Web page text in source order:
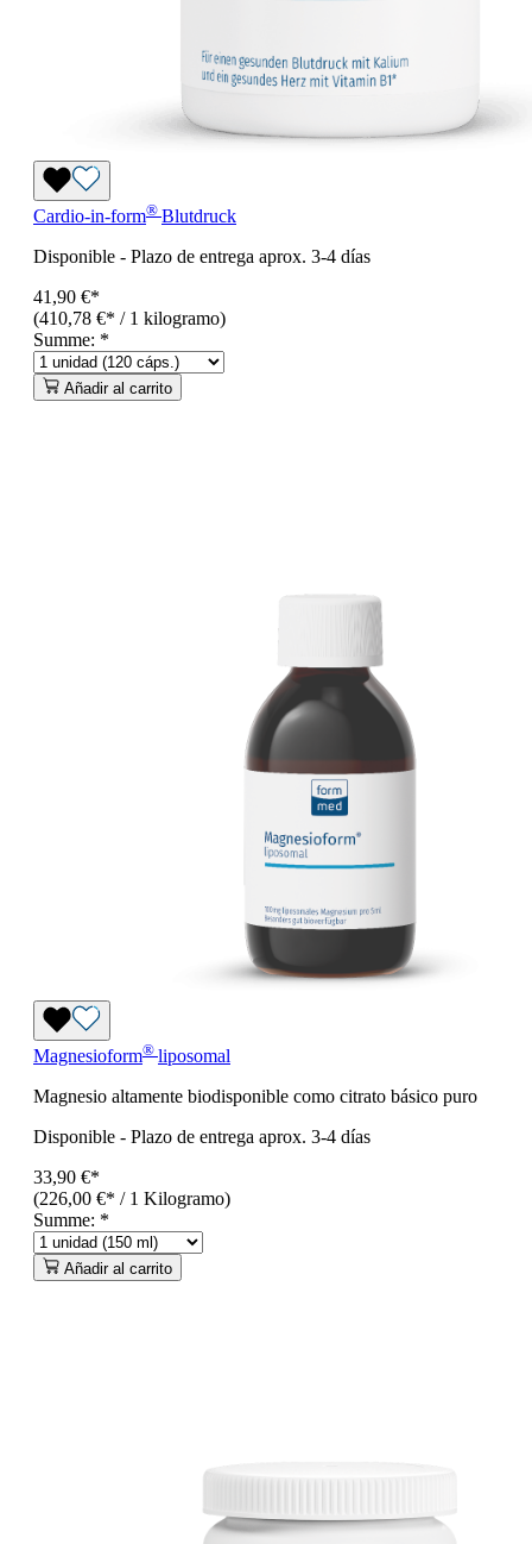
Cardio-in-form® Blutdruck
Disponible - Plazo de entrega aprox. 3-4 días
41,90 €*
(410,78 €* / 1 kilogramo)
Summe: *
Añadir al carrito
Magnesioform® liposomal
Magnesio altamente biodisponible como citrato básico puro
Disponible - Plazo de entrega aprox. 3-4 días
33,90 €*
(226,00 €* / 1 Kilogramo)
Summe: *
Añadir al carrito